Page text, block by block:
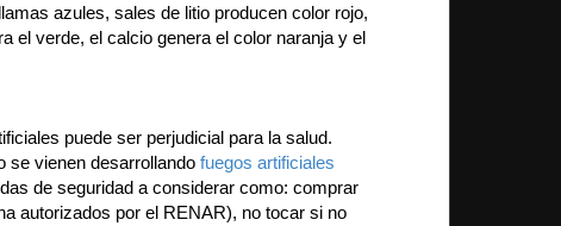
azules, sales de litio producen color rojo,
el verde, el calcio genera el color naranja y el
puede ser perjudicial para la salud.
se vienen desarrollando fuegos artificiales
de seguridad a considerar como: comprar
autorizados por el RENAR), no tocar si no